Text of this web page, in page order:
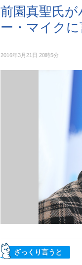
前園真聖氏
ー・マイクに
2016年3月21日 20時5分
ざっくり言うと